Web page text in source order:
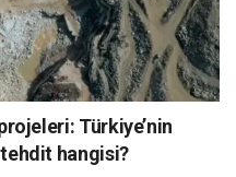
Türkiye’nin
tehdit hangisi?